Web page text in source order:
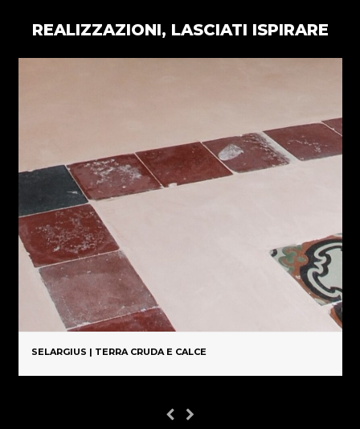
REALIZZAZIONI, LASCIATI ISPIRARE
SELARGIUS | TERRA CRUDA E CALCE